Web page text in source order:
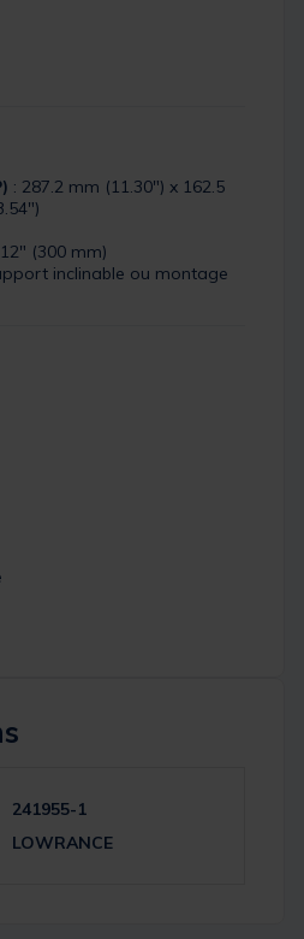
: 287.2 mm (11.30") x 162.5
(300 mm)
inclinable ou montage
241955-1
LOWRANCE